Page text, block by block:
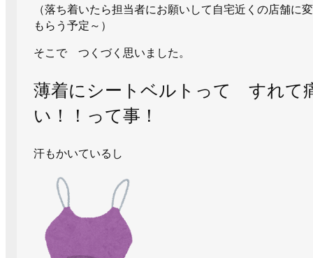
（落ち着いたら担当者にお願いして自宅近くの店舗に
もらう予定～）
そこで つくづく思いました。
薄着にシートベルトって すれて
い！！って事！
汗もかいているし